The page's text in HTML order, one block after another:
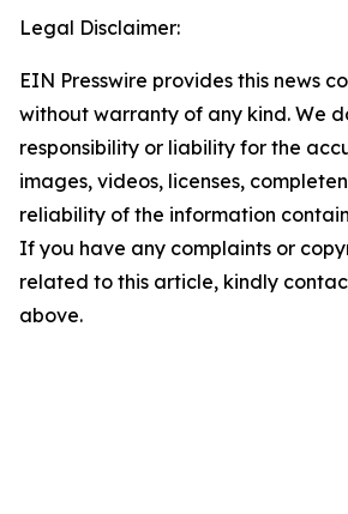
Legal Disclaimer:
EIN Presswire provides this news
without warranty of any kind. We
responsibility or liability for the
images, videos, licenses,
reliability of the information
If you have any complaints or
related to this article, kindly
above.